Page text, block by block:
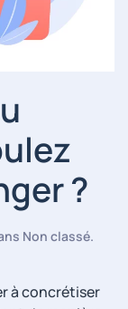
?
Non classé.
à concrétiser